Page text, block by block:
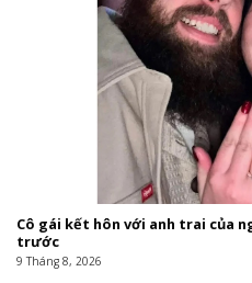
Cô gái kết hôn với anh trai của
trước
9 Tháng 8, 2026